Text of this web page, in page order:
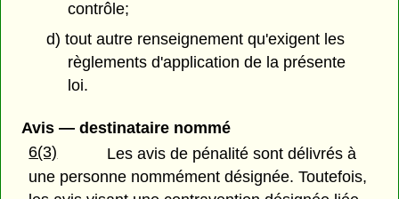
contrôle;
d) tout autre renseignement qu'exigent les
règlements d'application de la présente
loi.
Avis — destinataire nommé
6(3)
Les avis de pénalité sont délivrés à
une personne nommément désignée. Toutefois,